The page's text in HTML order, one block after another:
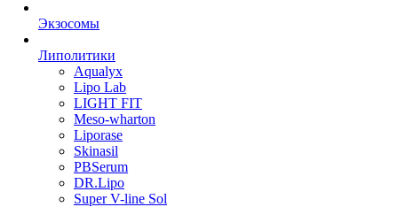
Экзосомы
Липолитики
Aqualyx
Lipo Lab
LIGHT FIT
Meso-wharton
Liporase
Skinasil
PBSerum
DR.Lipo
Super V-line Sol